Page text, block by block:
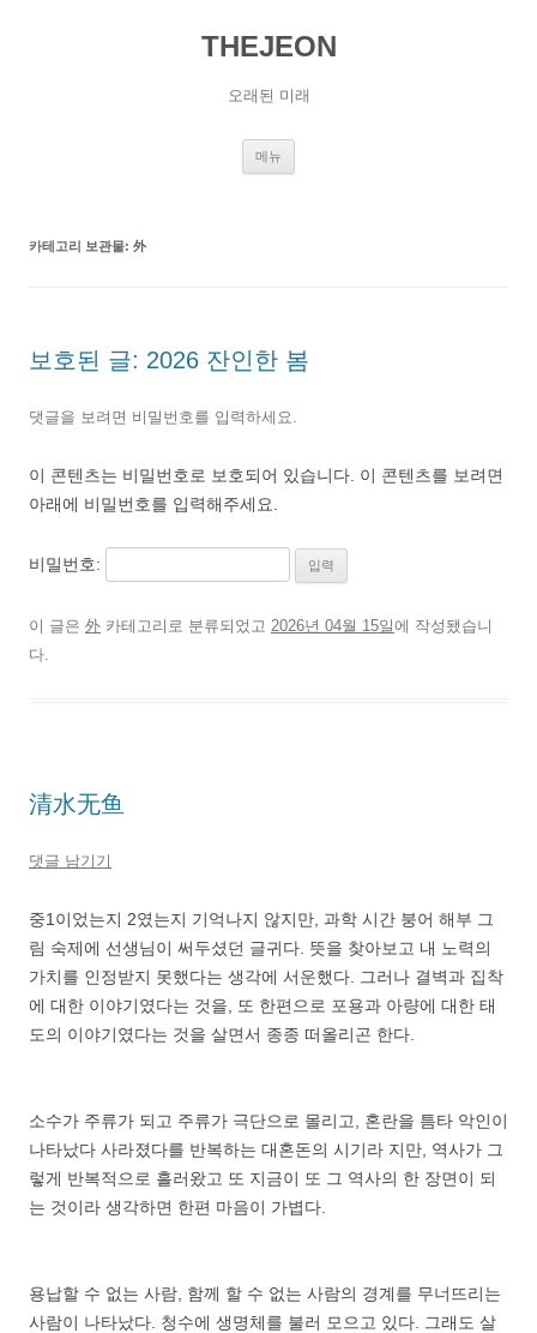
THEJEON
오래된 미래
메뉴
카테고리 보관물: 外
보호된 글: 2026 잔인한 봄
댓글을 보려면 비밀번호를 입력하세요.
이 콘텐츠는 비밀번호로 보호되어 있습니다. 이 콘텐츠를 보려면
아래에 비밀번호를 입력해주세요.
비밀번호:
이 글은 外 카테고리로 분류되었고 2026년 04월 15일에 작성됐습니
다.
清水无鱼
댓글 남기기
중1이었는지 2였는지 기억나지 않지만, 과학 시간 붕어 해부 그
림 숙제에 선생님이 써두셨던 글귀다. 뜻을 찾아보고 내 노력의
가치를 인정받지 못했다는 생각에 서운했다. 그러나 결벽과 집착
에 대한 이야기였다는 것을, 또 한편으로 포용과 아량에 대한 태
도의 이야기였다는 것을 살면서 종종 떠올리곤 한다.
소수가 주류가 되고 주류가 극단으로 몰리고, 혼란을 틈타 악인이
나타났다 사라졌다를 반복하는 대혼돈의 시기라 지만, 역사가 그
렇게 반복적으로 흘러왔고 또 지금이 또 그 역사의 한 장면이 되
는 것이라 생각하면 한편 마음이 가볍다.
용납할 수 없는 사람, 함께 할 수 없는 사람의 경계를 무너뜨리는
사람이 나타났다. 청수에 생명체를 불러 모으고 있다. 그래도 살